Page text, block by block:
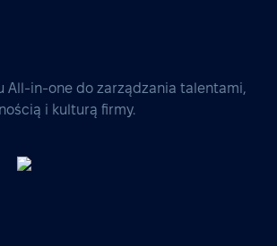
All-in-one do zarządzania talentami,
i kulturą firmy.